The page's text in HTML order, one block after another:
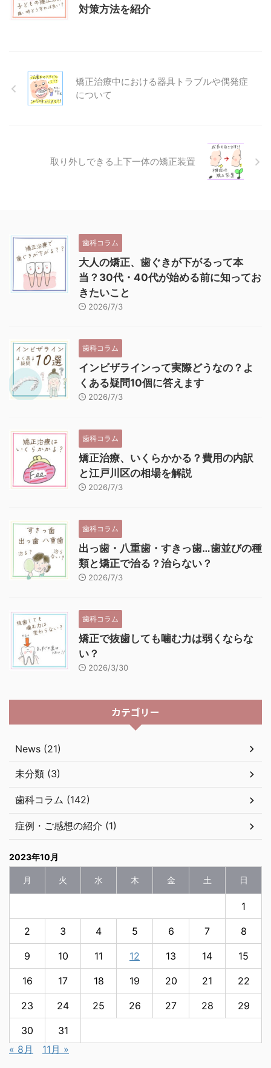
対策方法を紹介
矯正治療中における器具トラブルや偶発症
について
取り外しできる上下一体の矯正装置
歯科コラム
大人の矯正、歯ぐきが下がるって本
当？30代・40代が始める前に知ってお
きたいこと
2026/7/3
歯科コラム
インビザラインって実際どうなの？よ
くある疑問10個に答えます
2026/7/3
歯科コラム
矯正治療、いくらかかる？費用の内訳
と江戸川区の相場を解説
2026/7/3
歯科コラム
出っ歯・八重歯・すきっ歯…歯並びの種
類と矯正で治る？治らない？
2026/7/3
歯科コラム
矯正で抜歯しても噛む力は弱くならな
い？
2026/3/30
カテゴリー
News (21)
未分類 (3)
歯科コラム (142)
症例・ご感想の紹介 (1)
2023年10月
月 火 水 木 金 土 日
1
2 3 4 5 6 7 8
9 10 11 12 13 14 15
16 17 18 19 20 21 22
23 24 25 26 27 28 29
30
31
« 8月
11月 »